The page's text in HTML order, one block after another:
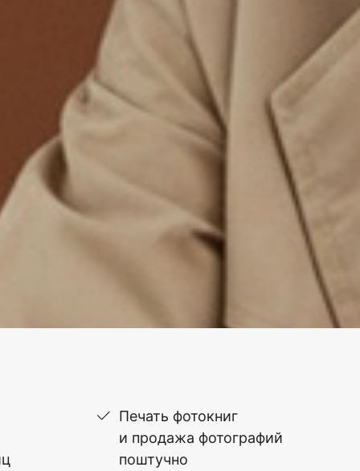
Печать фотокниг
и продажа фотографий
поштучно